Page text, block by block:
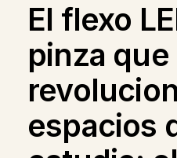
El flexo
pinza que
espacios